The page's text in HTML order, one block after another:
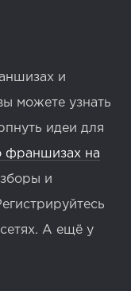
и
можете узнать
идеи для
франшизах на
и
А ещё у